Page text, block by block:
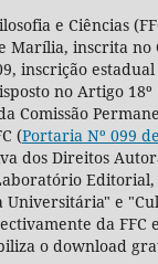
e Ciências
Marília, inscrita no
inscrição
no Artigo 18º
Comissão
(Portaria Nº 099
dos Direitos
Editorial,
Universitária" e
da FFC
o download